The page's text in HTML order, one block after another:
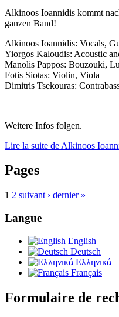
Alkinoos Ioannidis kommt
ganzen Band!
Alkinoos Ioannidis: Vocals,
Yiorgos Kaloudis: Acoustic
Manolis Pappos: Bouzouki,
Fotis Siotas: Violin, Viola
Dimitris Tsekouras:
Weitere Infos folgen.
Lire la suite de Alkinoos
Pages
1 2 suivant › dernier »
Langue
English
Deutsch
Ελληνικά
Français
Formulaire de